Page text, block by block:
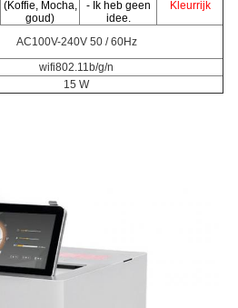
(Koffie, Mocha,
goud)
- Ik heb geen
idee.
Kleurrijk
AC100V-240V 50 / 60Hz
wifi802.11b/g/n
15 W